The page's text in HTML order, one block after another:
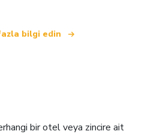
bilgi edin
bir otel veya zincire ait